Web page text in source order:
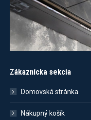
Zákaznícka sekcia
Domovská stránka
Nákupný košík